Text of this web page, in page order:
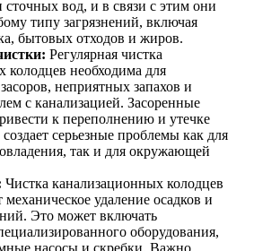
сточных вод, и в связи с этим они
типу загрязнений, включая
бытовых отходов и жиров.
Регулярная чистка
колодцев необходима для
неприятных запахов и
с канализацией. Засоренные
к переполнению и утечке
серьезные проблемы как для
так и для окружающей
Чистка канализационных колодцев
удаление осадков и
Это может включать
оборудования,